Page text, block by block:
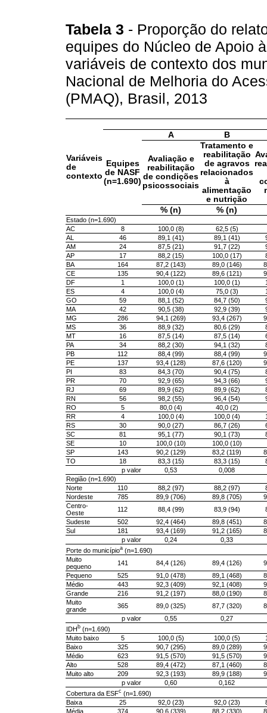
Tabela 3 - Proporção do
equipes do Núcleo de Apoio
variáveis de contexto dos
Nacional de Melhoria do
(PMAQ), Brasil, 2013
Variáveis
de
contexto
Equipes
de NASF
(n=1.690)
A B
Avaliação e
reabilitação
de condições
psicossociais
Tratamento e
reabilitação
de agravos
relacionados
à
alimentação
e nutrição
% (n) % (n)
Estado (n=1.690)
AC
8 100,0 (8)
62,5 (5)
AL
46 89,1 (41) 89,1 (41)
AM
24 87,5 (21) 91,7 (22)
AP
17 88,2 (15) 100,0 (17)
BA
164 87,2 (143) 89,0 (146)
CE
135 90,4 (122) 89,6 (121)
DF
1 100,0 (1) 100,0 (1)
ES
4 100,0 (4) 75,0 (3)
GO
59 88,1 (52) 84,7 (50)
MA
42 90,5 (38) 92,9 (39)
MG
286 94,1 (269) 93,4 (267)
MS
36 88,9 (32) 80,6 (29)
MT
16 87,5 (14) 87,5 (14)
PA
34 88,2 (30) 94,1 (32)
PB
112 88,4 (99) 88,4 (99)
PE
137 93,4 (128) 87,6 (120)
PI
83 84,3 (70) 90,4 (75)
PR
70 92,9 (65) 94,3 (66)
RJ
69 89,9 (62) 89,9 (62)
RN
56 98,2 (55) 96,4 (54)
RO
5 80,0 (4)
40,0 (2)
RR
4 100,0 (4) 100,0 (4)
RS
30 90,0 (27) 86,7 (26)
SC
81 95,1 (77) 90,1 (73)
SE
10 100,0 (10)
100,0 (10)
SP
143 90,2 (129) 83,2 (119)
TO
18 83,3 (15) 83,3 (15)
p valor
0,53
0,008
Região (n=1.690)
Norte
110 88,2 (97) 88,2 (97)
Nordeste
785 89,9 (706) 89,8 (705)
Centro-
Oeste
112 88,4 (99) 83,9 (94)
Sudeste
502 92,4 (464) 89,8 (451)
Sul
181 93,4 (169) 91,2 (165)
p valor
0,24
0,33
Porte do municípioa (n=1.690)
Muito
pequeno
141 84,4 (126) 89,4 (126)
Pequeno
525 91,0 (478) 89,1 (468)
Médio
443 92,3 (409) 92,1 (408)
Grande
216 91,2 (197) 88,0 (190)
Muito
grande
365 89,0 (325) 87,7 (320)
p valor
0,55
0,27
IDH b (n=1.690)
Muito baixo
5 100,0 (5) 100,0 (5)
Baixo
325 90,7 (295) 89,0 (289)
Médio
623 91,5 (570) 91,5 (570)
Alto
528 89,4 (472) 87,1 (460)
Muito alto
209 92,3 (193) 89,9 (188)
p valor
0,60
0,162
Cobertura da ESFc (n=1.690)
Baixa
25 92,0 (23) 92,0 (23)
Média
374 90,6 (339) 88,2 (330)